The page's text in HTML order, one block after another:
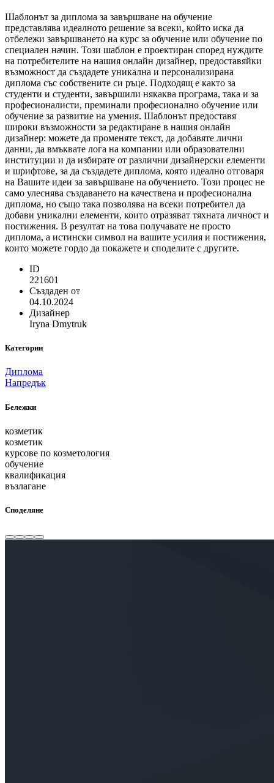
Шаблонът за диплома за завършване на обучение
представлява идеалното решение за всеки, който иска да
отбележи завършването на курс за обучение или обучение по
специален начин. Този шаблон е проектиран според нуждите
на потребителите на нашия онлайн дизайнер, предоставяйки
възможност да създадете уникална и персонализирана
диплома със собствените си ръце. Подходящ е както за
студенти и студенти, завършили някаква програма, така и за
професионалисти, преминали професионално обучение или
обучение за развитие на умения. Шаблонът предоставя
широки възможности за редактиране в нашия онлайн
дизайнер: можете да променяте текст, да добавяте лични
данни, да вмъквате лога на компании или образователни
институции и да избирате от различни дизайнерски елементи
и шрифтове, за да създадете диплома, която идеално отговаря
на Вашите идеи за завършване на обучението. Този процес не
само улеснява създаването на качествена и професионална
диплома, но също така позволява на всеки потребител да
добави уникални елементи, които отразяват тяхната личност и
постижения. В резултат на това получавате не просто
диплома, а истински символ на вашите усилия и постижения,
които можете гордо да покажете и споделите с другите.
ID
221601
Създаден от
04.10.2024
Дизайнер
Iryna Dmytruk
Категории
Диплома
Напредък
Бележки
козметик
козметик
курсове по козметология
обучение
квалификация
възлагане
Споделяне